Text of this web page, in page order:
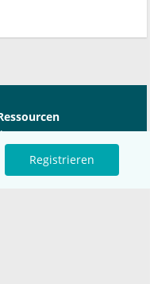
Registrieren
Fragen